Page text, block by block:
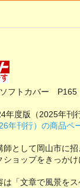
フトカバー P165
年度版（2025年刊
年刊行）の商品ペ
師として岡山市に
ョップをきっかけ
は「文章で風景を